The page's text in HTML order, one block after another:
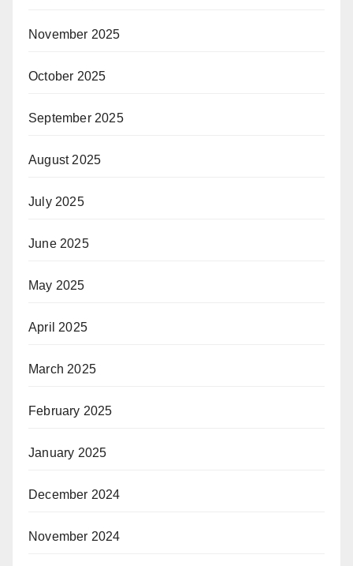
November 2025
October 2025
September 2025
August 2025
July 2025
June 2025
May 2025
April 2025
March 2025
February 2025
January 2025
December 2024
November 2024